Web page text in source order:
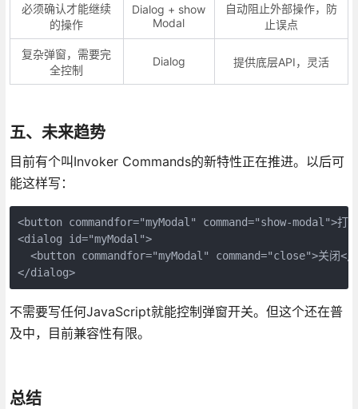
必须确认才能继续
的操作
Dialog + show
Modal
自动阻止外部操作，防
止误点
复杂弹窗，需要完
全控制
Dialog 提供底层API，灵活
五、未来趋势
目前有个叫Invoker Commands的新特性正在推进。以后可
能这样写：
<button commandfor="myModal" command="show-modal">打
<dialog id="myModal">
<button commandfor="myModal" command="close">关闭</
</dialog>
不需要写任何JavaScript就能控制弹窗开关。但这个还在普
及中，目前兼容性有限。
总结